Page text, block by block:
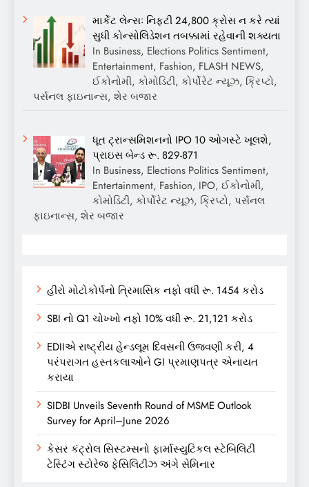
માર્કેટ લેન્સઃ નિફ્ટી 24,800 ક્રોસ ન કરે ત્યાં
સુધી કોન્સોલિડેશન તબક્કામાં રહેવાની શક્યતા
In Business, Elections Politics Sentiment,
Entertainment, Fashion, FLASH NEWS,
ઈકોનોમી, કોમોડિટી, કોર્પોરેટ ન્યૂઝ, ક્રિપ્ટો,
પર્સનલ ફાઇનાન્સ, શેર બજાર
ધૂત ટ્રાન્સમિશનનો IPO 10 ઓગસ્ટે ખૂલશે,
પ્રાઇસ બેન્ડ રૂ. 829-871
In Business, Elections Politics Sentiment,
Entertainment, Fashion, IPO, ઈકોનોમી,
કોમોડિટી, કોર્પોરેટ ન્યૂઝ, ક્રિપ્ટો, પર્સનલ
ફાઇનાન્સ, શેર બજાર
હીરો મોટોકોર્પનો ત્રિમાસિક નફો વધી રૂ. 1454 કરોડ
SBI નો Q1 ચોખ્ખો નફો 10% વધી રૂ. 21,121 કરોડ
EDIIએ રાષ્ટ્રીય હેન્ડલૂમ દિવસની ઉજવણી કરી, 4
પરંપરાગત હસ્તકલાઓને GI પ્રમાણપત્ર એનાયત
કરાયા
SIDBI Unveils Seventh Round of MSME Outlook
Survey for April–June 2026
કેસર કંટ્રોલ સિસ્ટમ્સનો ફાર્માસ્યુટિકલ સ્ટેબિલિટી
ટેસ્ટિંગ સ્ટોરેજ ફેસિલિટીઝ અંગે સેમિનાર